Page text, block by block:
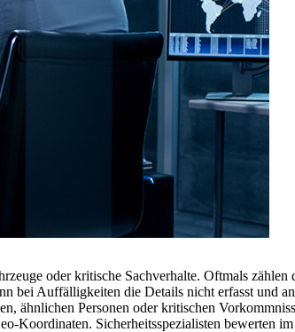
oder kritische Sachverhalte. Oftmals
bei Auffälligkeiten die Details nicht erfasst und
ähnlichen Personen oder kritischen
Koordinaten. Sicherheitsspezialisten bewerten